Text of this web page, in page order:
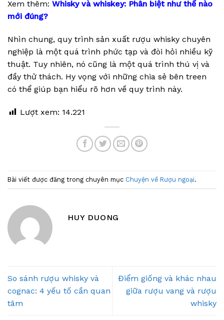
Xem thêm: Whisky và whiskey: Phân biệt như thế nào
mới đúng?
Nhìn chung, quy trình sản xuất rượu whisky chuyên
nghiệp là một quá trình phức tạp và đòi hỏi nhiều kỹ
thuật. Tuy nhiên, nó cũng là một quá trình thú vị và
đầy thử thách. Hy vọng với những chia sẻ bên treen
có thể giúp bạn hiểu rõ hơn về quy trình này.
Lượt xem: 14.221
Bài viết được đăng trong chuyên mục Chuyện về Rượu ngoại.
HUY DUONG
So sánh rượu whisky và
cognac: 4 yếu tố cần quan
tâm
Điểm giống và khác nhau
giữa rượu vang và rượu
whisky